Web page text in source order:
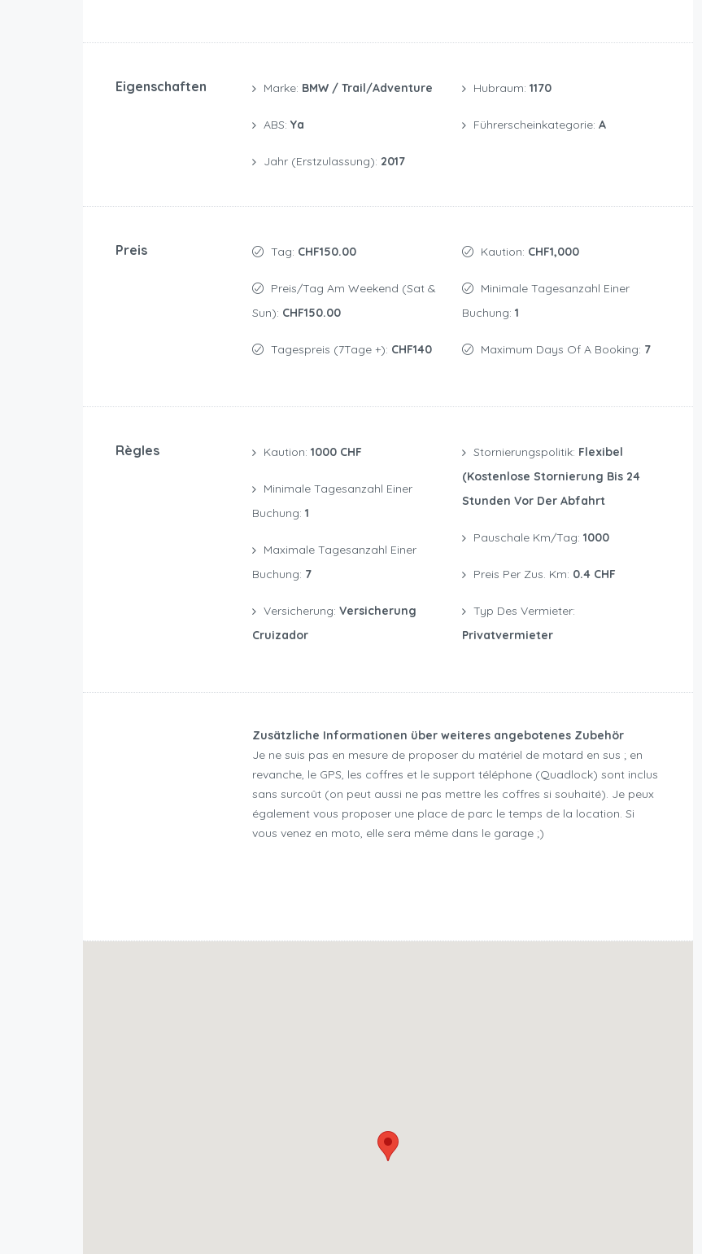
Eigenschaften Marke: BMW / Trail/Adventure
ABS: Ya
Jahr (Erstzulassung): 2017
Hubraum: 1170
Führerscheinkategorie: A
Preis Tag: CHF150.00
Sun): CHF150.00
Tagespreis (7Tage +): CHF140
Kaution: CHF1,000
Buchung: 1
Maximum Days Of A Booking: 7
Règles Kaution: 1000 CHF
Buchung: 1
Buchung: 7
Versicherung: Versicherung
Cruizador
Stornierungspolitik: Flexibel
(kostenlose Stornierung Bis 24
Stunden Vor Der Abfahrt
Pauschale Km/Tag: 1000
Preis Per Zus. Km: 0.4 CHF
Typ Des Vermieter:
Privatvermieter
Zusätzliche Informationen über weiteres angebotenes Zubehör
Je ne suis pas en mesure de proposer du matériel de motard en sus ; en
revanche, le GPS, les coffres et le support téléphone (Quadlock) sont inclus
sans surcoût (on peut aussi ne pas mettre les coffres si souhaité). Je peux
également vous proposer une place de parc le temps de la location. Si
vous venez en moto, elle sera même dans le garage ;)